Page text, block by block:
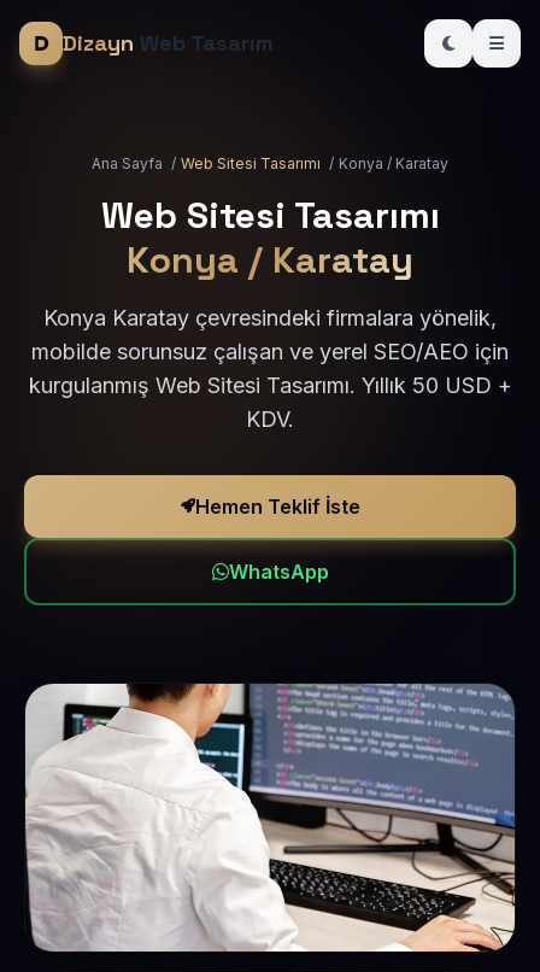
Dizayn Web Tasarım
Ana Sayfa / Web Sitesi Tasarımı / Konya / Karatay
Web Sitesi Tasarımı
Konya / Karatay
Konya Karatay çevresindeki firmalara yönelik,
mobilde sorunsuz çalışan ve yerel SEO/AEO için
kurgulanmış Web Sitesi Tasarımı. Yıllık 50 USD +
KDV.
Hemen Teklif İste
WhatsApp